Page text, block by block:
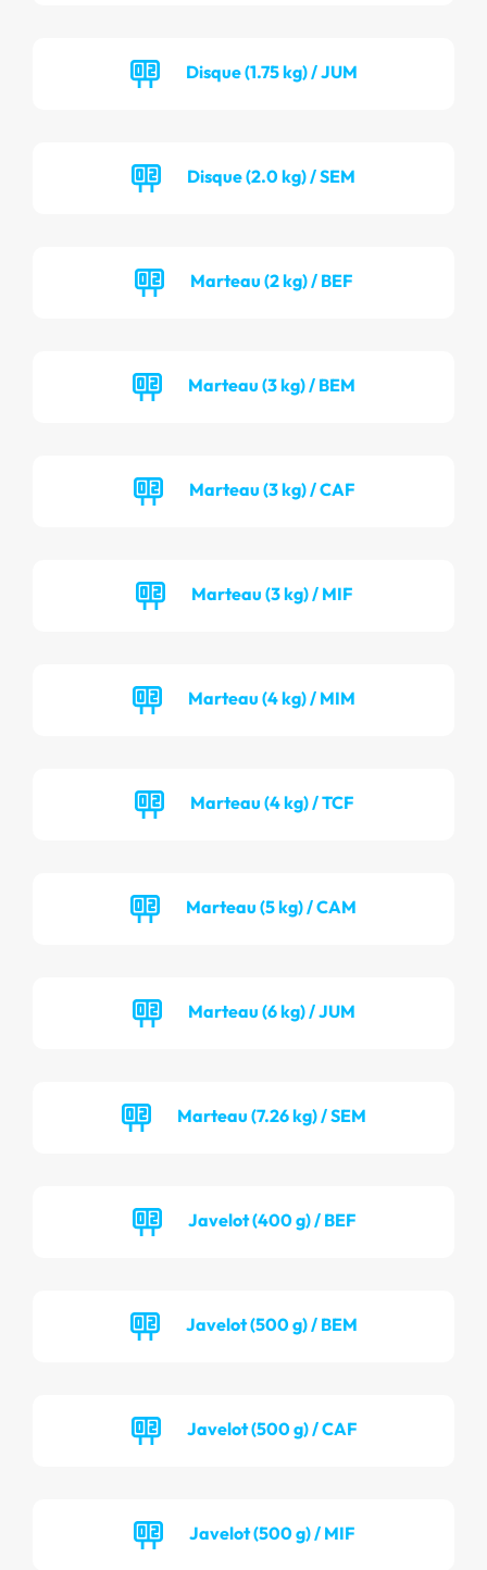
Disque (1.75 kg) / JUM
Disque (2.0 kg) / SEM
Marteau (2 kg) / BEF
Marteau (3 kg) / BEM
Marteau (3 kg) / CAF
Marteau (3 kg) / MIF
Marteau (4 kg) / MIM
Marteau (4 kg) / TCF
Marteau (5 kg) / CAM
Marteau (6 kg) / JUM
Marteau (7.26 kg) / SEM
Javelot (400 g) / BEF
Javelot (500 g) / BEM
Javelot (500 g) / CAF
Javelot (500 g) / MIF